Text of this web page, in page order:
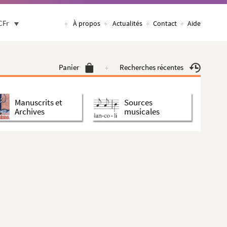
À propos Actualités Contact Aide
Panier Recherches récentes
Manuscrits et
Archives
Sources
musicales